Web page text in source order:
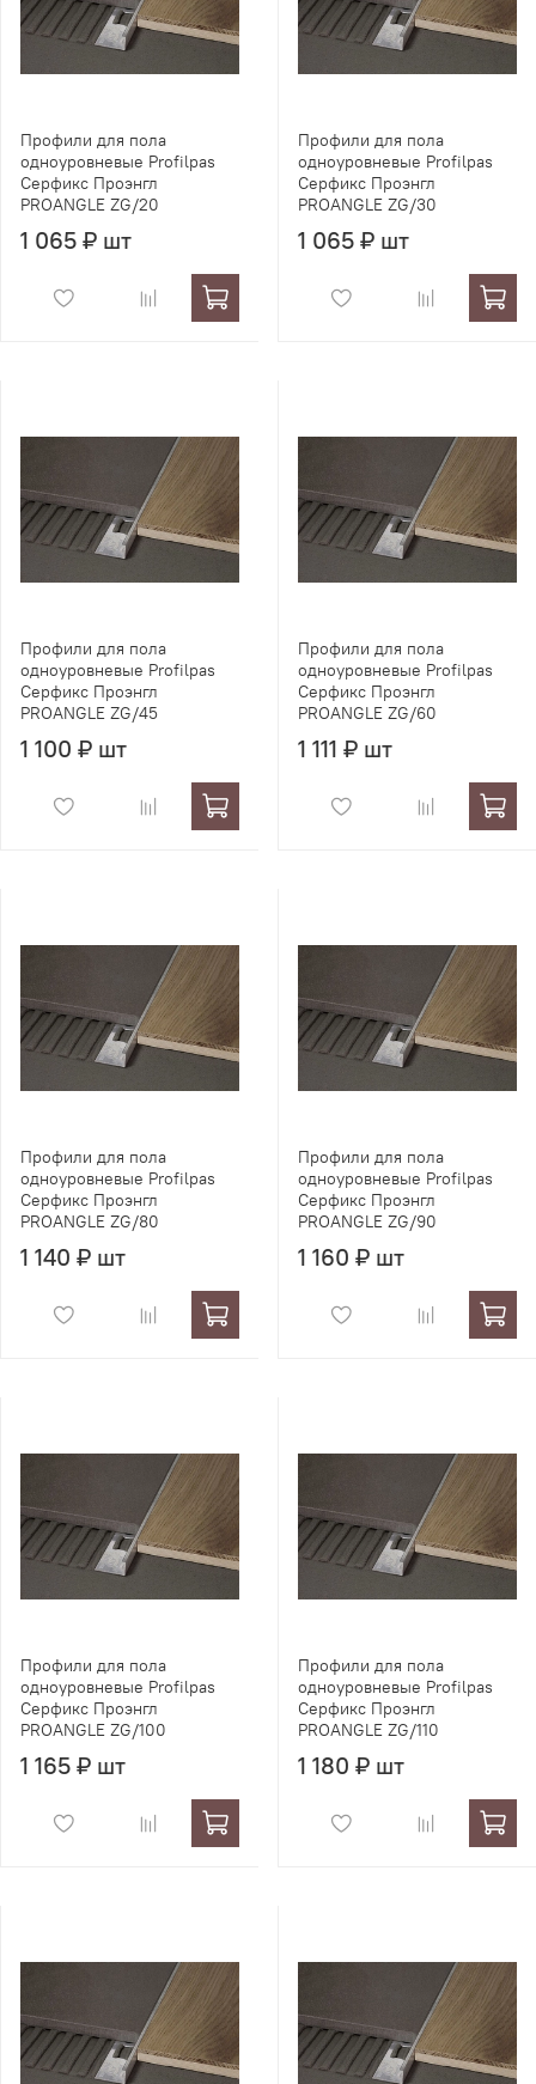
Профили для пола
одноуровневые Profilpas
Серфикс Проэнгл
PROANGLE ZG/20
1 065 ₽ шт
Профили для пола
одноуровневые Profilpas
Серфикс Проэнгл
PROANGLE ZG/30
1 065 ₽ шт
Профили для пола
одноуровневые Profilpas
Серфикс Проэнгл
PROANGLE ZG/45
1 100 ₽ шт
Профили для пола
одноуровневые Profilpas
Серфикс Проэнгл
PROANGLE ZG/60
1 111 ₽ шт
Профили для пола
одноуровневые Profilpas
Серфикс Проэнгл
PROANGLE ZG/80
1 140 ₽ шт
Профили для пола
одноуровневые Profilpas
Серфикс Проэнгл
PROANGLE ZG/90
1 160 ₽ шт
Профили для пола
одноуровневые Profilpas
Серфикс Проэнгл
PROANGLE ZG/100
1 165 ₽ шт
Профили для пола
одноуровневые Profilpas
Серфикс Проэнгл
PROANGLE ZG/110
1 180 ₽ шт